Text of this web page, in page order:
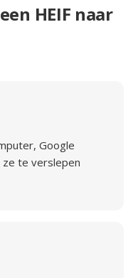
HEIF naar
Google
te verslepen